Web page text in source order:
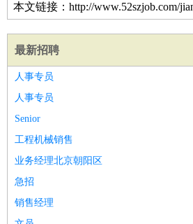
本文链接：http://www.52szjob.com/
最新招聘
人事专员
人事专员
Senior
工程机械销售
业务经理北京朝阳区
急招
销售经理